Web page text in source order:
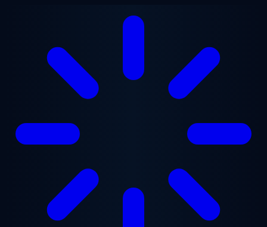
Saltar para o conteúdo principal